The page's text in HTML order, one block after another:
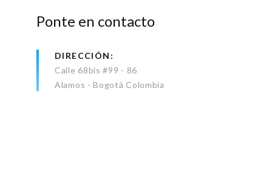
Ponte en contacto
DIRECCIÓN
Calle 68bis #99 - 86
Alamos - Bogotá Colombia